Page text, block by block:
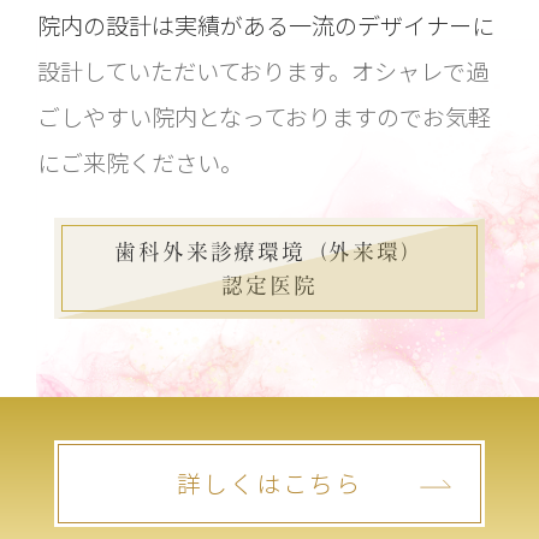
院内の設計は実績がある一流のデザイナーに
設計していただいております。オシャレで過
ごしやすい院内となっておりますのでお気軽
にご来院ください。
歯科外来診療環境（外来環）
認定医院
詳しくはこちら